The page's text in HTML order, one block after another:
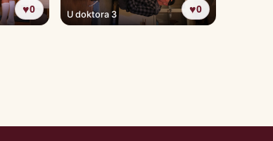
♥0 U doktora 3 ♥0